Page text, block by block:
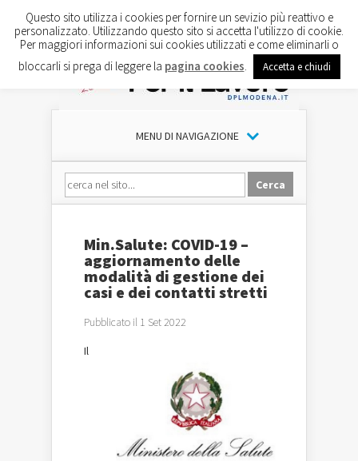
MENU DI NAVIGAZIONE
Min.Salute: COVID-19 –
aggiornamento delle
modalità di gestione dei
casi e dei contatti stretti
Pubblicato il 1 Set 2022
Il
Questo sito utilizza i cookies per fornire un sevizio più reattivo e
personalizzato. Utilizzando questo sito si accetta l'utilizzo di cookie.
Per maggiori informazioni sui cookies utilizzati e come eliminarli o
bloccarli si prega di leggere la pagina cookies Accetta e chiudi